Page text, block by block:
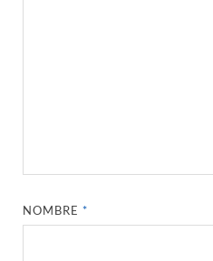
NOMBRE*